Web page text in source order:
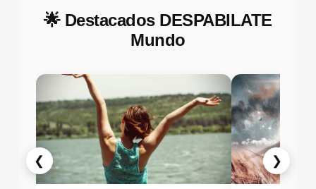
🌟 Destacados DESPABILATE
Mundo
❮ ❯